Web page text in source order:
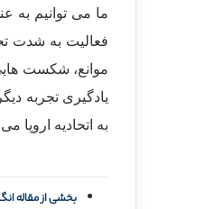
ما می توانیم به
فعالیت به شدت
موانع، شکست
یادگیری تجربه
به اتحادیه اروپا
بخشی از مقاله